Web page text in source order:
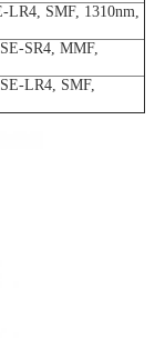
LR4, SMF, 1310nm,
SR4, MMF,
LR4, SMF,